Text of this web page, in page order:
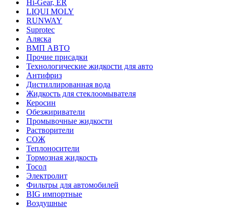
Hi-Gear, ER
LIQUI MOLY
RUNWAY
Suprotec
Аляска
ВМП АВТО
Прочие присадки
Технологические жидкости для авто
Антифриз
Дистиллированная вода
Жидкость для стеклоомывателя
Керосин
Обезжириватели
Промывочные жидкости
Растворители
СОЖ
Теплоносители
Тормозная жидкость
Тосол
Электролит
Фильтры для автомобилей
BIG импортные
Воздушные